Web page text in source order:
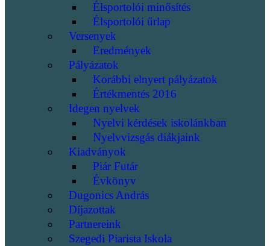
Élsportolói minősítés
Élsportolói űrlap
Versenyek
Eredmények
Pályázatok
Korábbi elnyert pályázatok
Értékmentés 2016
Idegen nyelvek
Nyelvi kérdések iskolánkban
Nyelvvizsgás diákjaink
Kiadványok
Piár Futár
Évkönyv
Dugonics András
Díjazottak
Partnereink
Szegedi Piarista Iskola